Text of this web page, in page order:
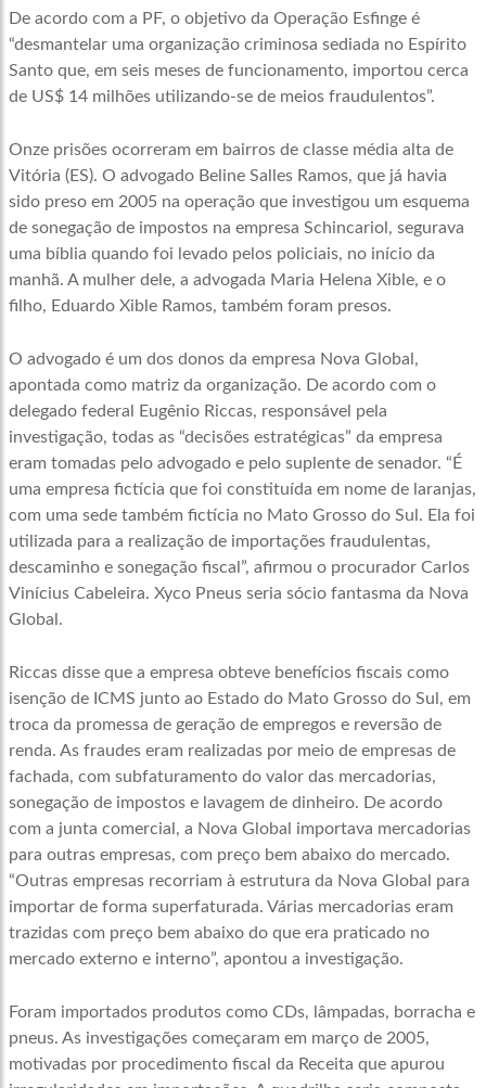
De acordo com a PF, o objetivo da Operação Esfinge é
“desmantelar uma organização criminosa sediada no Espírito
Santo que, em seis meses de funcionamento, importou cerca
de US$ 14 milhões utilizando-se de meios fraudulentos”.
Onze prisões ocorreram em bairros de classe média alta de
Vitória (ES). O advogado Beline Salles Ramos, que já havia
sido preso em 2005 na operação que investigou um esquema
de sonegação de impostos na empresa Schincariol, segurava
uma bíblia quando foi levado pelos policiais, no início da
manhã. A mulher dele, a advogada Maria Helena Xible, e o
filho, Eduardo Xible Ramos, também foram presos.
O advogado é um dos donos da empresa Nova Global,
apontada como matriz da organização. De acordo com o
delegado federal Eugênio Riccas, responsável pela
investigação, todas as “decisões estratégicas” da empresa
eram tomadas pelo advogado e pelo suplente de senador. “É
uma empresa fictícia que foi constituída em nome de laranjas,
com uma sede também fictícia no Mato Grosso do Sul. Ela foi
utilizada para a realização de importações fraudulentas,
descaminho e sonegação fiscal”, afirmou o procurador Carlos
Vinícius Cabeleira. Xyco Pneus seria sócio fantasma da Nova
Global.
Riccas disse que a empresa obteve benefícios fiscais como
isenção de ICMS junto ao Estado do Mato Grosso do Sul, em
troca da promessa de geração de empregos e reversão de
renda. As fraudes eram realizadas por meio de empresas de
fachada, com subfaturamento do valor das mercadorias,
sonegação de impostos e lavagem de dinheiro. De acordo
com a junta comercial, a Nova Global importava mercadorias
para outras empresas, com preço bem abaixo do mercado.
“Outras empresas recorriam à estrutura da Nova Global para
importar de forma superfaturada. Várias mercadorias eram
trazidas com preço bem abaixo do que era praticado no
mercado externo e interno”, apontou a investigação.
Foram importados produtos como CDs, lâmpadas, borracha e
pneus. As investigações começaram em março de 2005,
motivadas por procedimento fiscal da Receita que apurou